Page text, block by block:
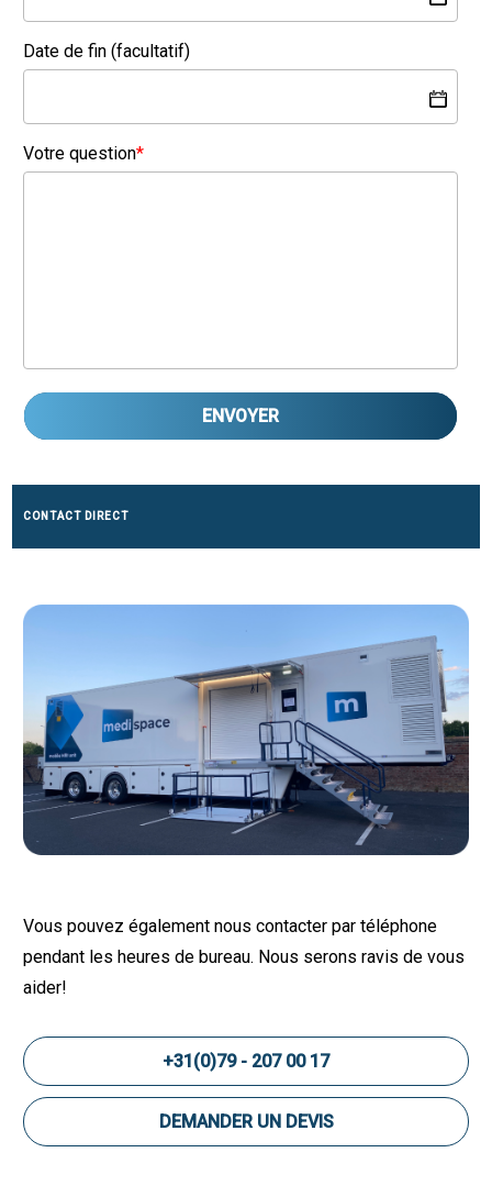
Date de fin (facultatif)
Votre question*
ENVOYER
CONTACT DIRECT
Vous pouvez également nous contacter par téléphone
pendant les heures de bureau. Nous serons ravis de vous
aider!
+31(0)79 - 207 00 17
DEMANDER UN DEVIS